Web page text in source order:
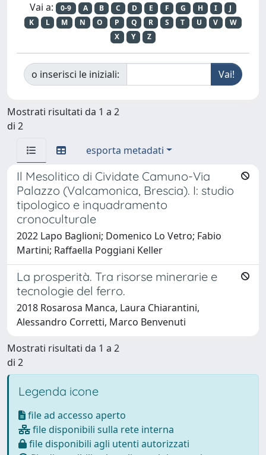
Vai a: 0-9 A B C D E F G H I
J
K
L M N O P Q R S T U V
W
X
Y Z
o inserisci le iniziali:
Mostrati risultati da 1 a 2
di 2
esporta metadati
Il Mesolitico di Cividate Camuno-Via
Palazzo (Valcamonica, Brescia). I: studio
tipologico e inquadramento
cronoculturale
2022 Lapo Baglioni; Domenico Lo Vetro; Fabio
Martini; Raffaella Poggiani Keller
La prosperità. Tra risorse minerarie e
tecnologie del ferro.
2018 Rosarosa Manca, Laura Chiarantini,
Alessandro Corretti, Marco Benvenuti
Mostrati risultati da 1 a 2
di 2
Legenda icone
file ad accesso aperto
file disponibili sulla rete interna
file disponibili agli utenti autorizzati